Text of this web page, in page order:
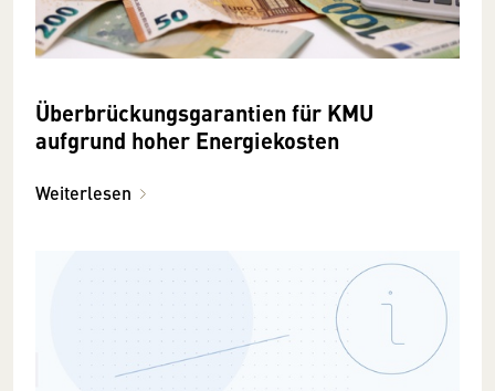
Überbrückungsgarantien für KMU
aufgrund hoher Energiekosten
Weiterlesen